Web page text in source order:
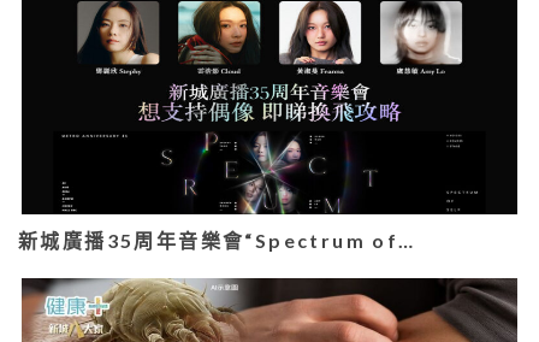
新城廣播35周年音樂會“Spectrum of…